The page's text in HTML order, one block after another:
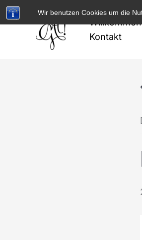
Wir benutzen Cookies um die
Zum
Inhalt
springen
Willkommen
Kontakt